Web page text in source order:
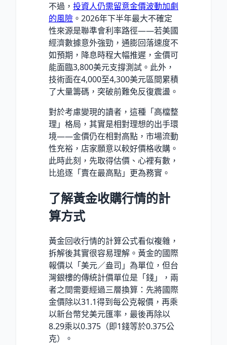
不過， 投資人仍需留意金價波動加劇
的風險 。2026年下半年最大不確定
性來源是聯準會利率路徑——若美國
經濟數據意外強勁，通膨回落速度不
如預期，降息時程大幅推遲，金價可
能面臨3,800美元支撐測試。此外，
技術面在4,000至4,300美元區間累積
了大量籌碼，突破前難免反復震盪。
對於考慮變現的讀者，這種「高檔整
理」格局，其實是相對理想的出手環
境——金價仍在相對高點，市場流動
性充裕，店家願意以較好價格收購。
此時此刻，先取得估價、心裡有數，
比追逐「賣在最高點」更為務實。
了解黃金收購行情的計
算方式
黃金回收行情的計算公式看似複雜，
拆解後其實很容易理解。黃金的國際
報價以「美元／盎司」為單位，但台
灣銀樓的傳統計價單位是「錢」，兩
者之間需要經過三層換算：先將國際
金價除以31.1得到每公克報價，再乘
以新台幣兌美元匯率，最後再除以
8.29乘以0.375（即1錢等於0.375公
克）。